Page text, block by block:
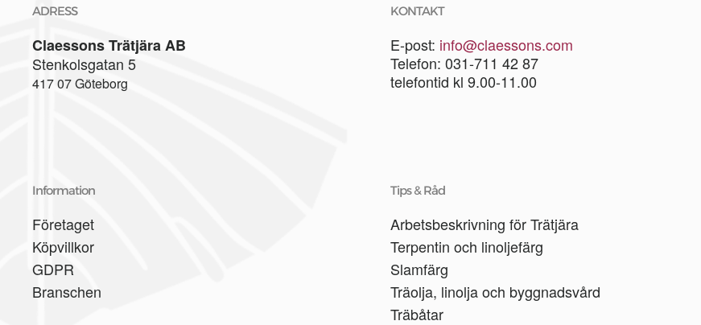
ADRESS
Claessons Trätjära AB
Stenkolsgatan 5
417 07 Göteborg
KONTAKT
E-post: info@claessons.com
Telefon: 031-711 42 87
telefontid kl 9.00-11.00
Information
Företaget
Köpvillkor
GDPR
Branschen
Tips & Råd
Arbetsbeskrivning för Trätjära
Terpentin och linoljefärg
Slamfärg
Träolja, linolja och byggnadsvård
Träbåtar